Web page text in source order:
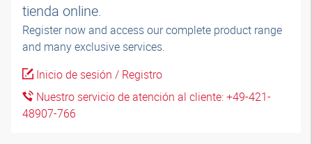
tienda online.
Register now and access our complete product range
and many exclusive services.
Inicio de sesión / Registro
Nuestro servicio de atención al cliente: +49-421-
48907-766